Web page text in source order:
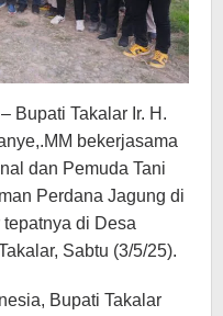
– Bupati Takalar Ir. H.
bekerjasama
dan Pemuda Tani
Perdana Jagung di
di Desa
Sabtu (3/5/25).
Bupati Takalar